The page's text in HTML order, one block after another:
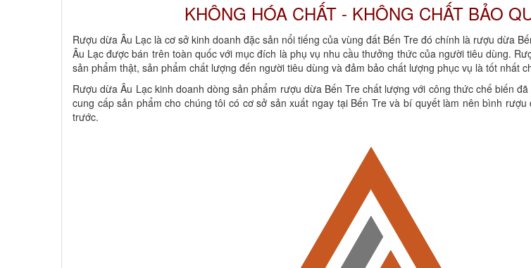
KHÔNG HÓA CHẤT - KHÔNG CHẤT BẢO
Rượu dừa Âu Lạc là cơ sở kinh doanh đặc sản nổi tiếng của vùng đất Bến Tre đó chính là rượu dừa
Âu Lạc được bán trên toàn quốc với mục đích là phụ vụ nhu cầu thưởng thức của người tiêu dùng.
sản phẩm thật, sản phẩm chất lượng đến người tiêu dùng và đảm bảo chất lượng phục vụ là tốt nhất
Rượu dừa Âu Lạc kinh doanh dòng sản phẩm rượu dừa Bến Tre chất lượng với công thức chế biến
cung cấp sản phẩm cho chúng tôi có cơ sở sản xuất ngay tại Bến Tre và bí quyết làm nên bình
trước.